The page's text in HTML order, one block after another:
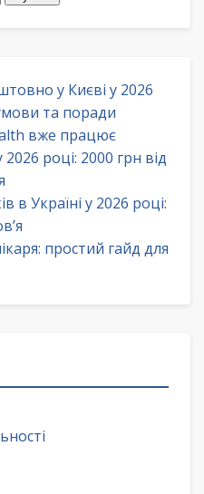
у Києві у 2026
та поради
вже працює
році: 2000 грн від
в Україні у 2026 році:
простий гайд для